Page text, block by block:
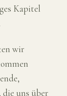
Kapitel
wir
die uns über